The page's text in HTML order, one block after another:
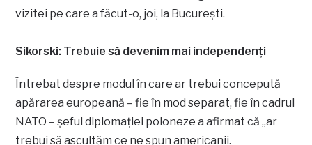
vizitei pe care a făcut-o, joi, la Bucureşti.
Sikorski: Trebuie să devenim mai independenți
Întrebat despre modul în care ar trebui concepută
apărarea europeană – fie în mod separat, fie în cadrul
NATO – șeful diplomației poloneze a afirmat că „ar
trebui să ascultăm ce ne spun americanii.